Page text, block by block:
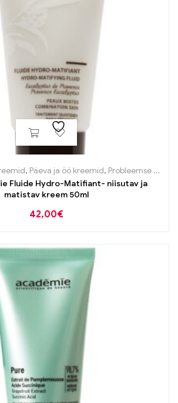
, Päeva ja öö kreemid, Probleemse naha tooted
Fluide Hydro-Matifiant- niisutav ja
matistav kreem 50ml
42,00€